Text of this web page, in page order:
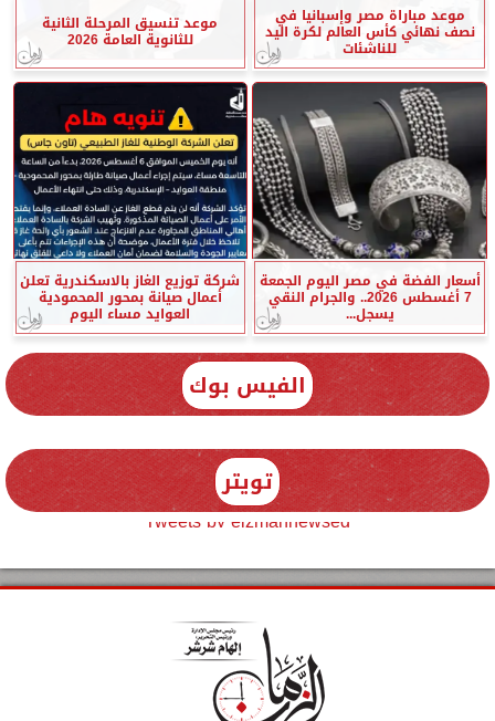
موعد مباراة مصر وإسبانيا في
نصف نهائي كأس العالم لكرة اليد
للناشئات
موعد تنسيق المرحلة الثانية
للثانوية العامة 2026
أسعار الفضة في مصر اليوم الجمعة
7 أغسطس 2026.. والجرام النقي
يسجل...
شركة توزيع الغاز بالاسكندرية تعلن
أعمال صيانة بمحور المحمودية
العوايد مساء اليوم
الفيس بوك
تويتر
Tweets by elzmannewseg